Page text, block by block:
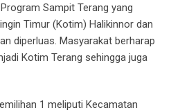
Sampit Terang yang
Timur (Kotim) Halikinnor dan
diperluas. Masyarakat berharap
Kotim Terang sehingga juga
1 meliputi Kecamatan